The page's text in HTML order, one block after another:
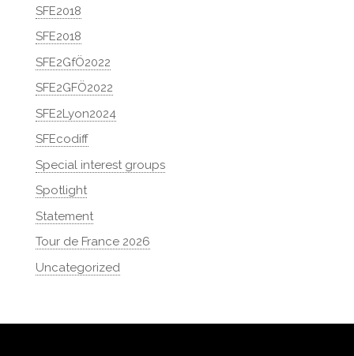
SFE2018
SFE2018
SFE2GfÖ2022
SFE2GFÖ2022
SFE2Lyon2024
SFEcodiff
Special interest groups
Spotlight
Statement
Tour de France 2026
Uncategorized